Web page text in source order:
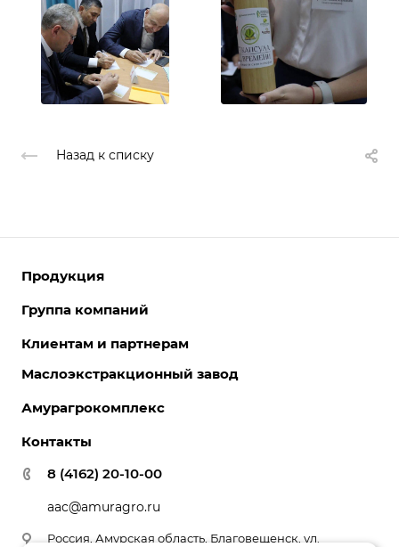
Назад к списку
Продукция
Белковые продукты
Лецитин соевый
Соя и зерновые
Группа компаний
О компании
История компании
Вакансии
Клиентам и партнерам
Закуп СОИ
Документы и лицензии
Маслоэкстракционный завод
Амурагрокомплекс
Контакты
8 (4162) 20-10-00
aac@amuragro.ru
Россия, Амурская область, Благовещенск, ул.